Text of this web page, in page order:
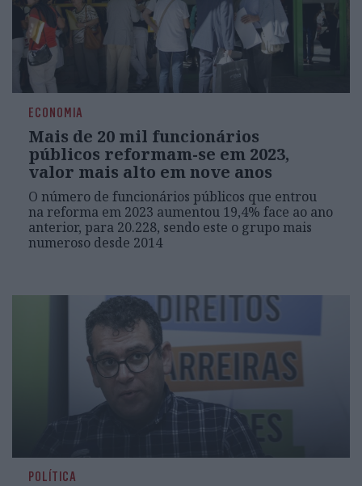
ECONOMIA
Mais de 20 mil funcionários
públicos reformam-se em 2023,
valor mais alto em nove anos
O número de funcionários públicos que entrou
na reforma em 2023 aumentou 19,4% face ao ano
anterior, para 20.228, sendo este o grupo mais
numeroso desde 2014
POLÍTICA